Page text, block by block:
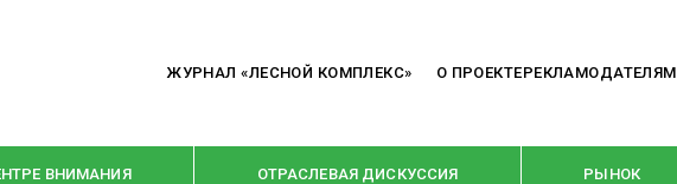
ЖУРНАЛ «ЛЕСНОЙ КОМПЛЕКС» О ПРОЕКТЕРЕКЛАМОДАТЕЛЯМ
ВНИМАНИЯ ОТРАСЛЕВАЯ ДИСКУССИЯ РЫНОК